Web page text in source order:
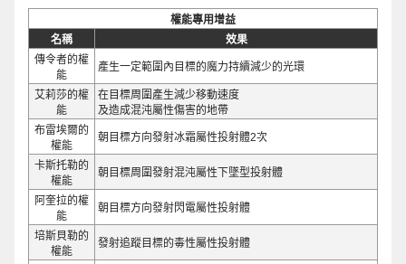
權能專用增益
名稱
效果
傳令者的權
能
產生一定範圍內目標的魔力持續減少的光環
艾莉莎的權
能
在目標周圍產生減少移動速度
及造成混沌屬性傷害的地帶
布雷埃爾的
權能
朝目標方向發射冰霜屬性投射體2次
卡斯托勒的
權能
朝目標周圍發射混沌屬性下墜型投射體
阿奎拉的權
能
朝目標方向發射閃電屬性投射體
培斯貝勒的
權能
發射追蹤目標的毒性屬性投射體